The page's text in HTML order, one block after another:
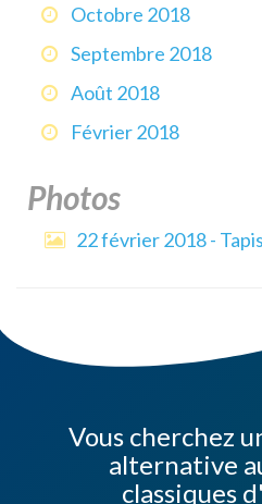
Octobre 2018
Septembre 2018
Août 2018
Février 2018
Photos
22 février 2018 -
Vous cherchez
alternative
classiques